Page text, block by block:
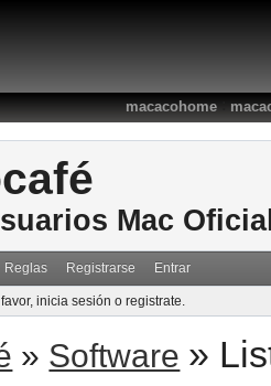
macacohome:
Mac
Reglas Registrarse Entrar
inicia sesión o registrate.
» Software »